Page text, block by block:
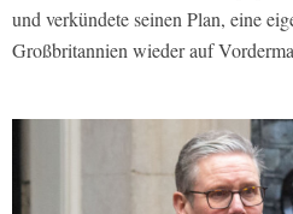
und verkündete seinen Plan, eine
Großbritannien wieder auf